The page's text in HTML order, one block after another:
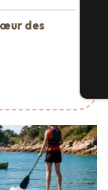
des